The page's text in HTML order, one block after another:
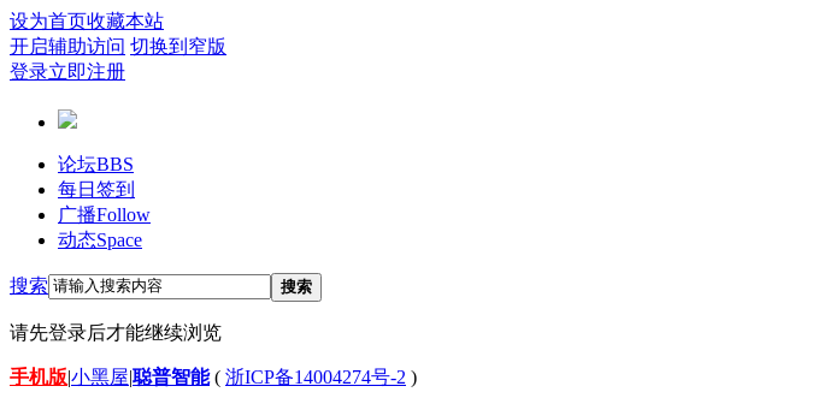
设为首页收藏本站
开启辅助访问 切换到窄版
登录立即注册
论坛BBS
每日签到
广播Follow
动态Space
搜索 搜索
请先登录后才能继续浏览
手机版|小黑屋|聪普智能( 浙ICP备14004274号-2 )